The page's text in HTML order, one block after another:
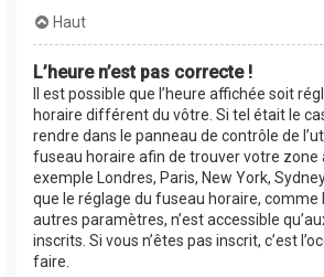
Haut
L’heure n’est pas correcte !
Il est possible que l’heure affichée soit
horaire différent du vôtre. Si tel était le
rendre dans le panneau de contrôle de
fuseau horaire afin de trouver votre zone
exemple Londres, Paris, New York,
que le réglage du fuseau horaire, comme
autres paramètres, n’est accessible
inscrits. Si vous n’êtes pas inscrit, c’est
faire.